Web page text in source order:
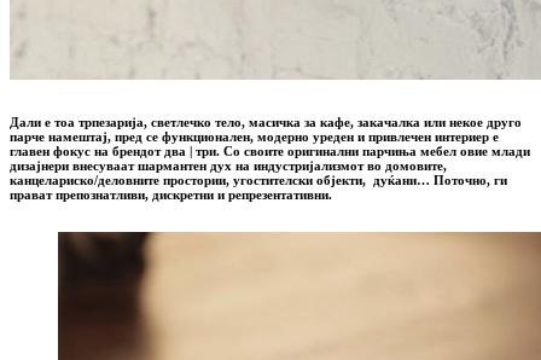
Дали е тоа трпезарија, светлечко тело, масичка за кафе, закачалка или некое друго
парче намештај, пред се функционален, модерно уреден и привлечен интериер е
главен фокус на брендот два | три. Со своите оригинални парчиња мебел овие млади
дизајнери внесуваат шармантен дух на индустријализмот во домовите,
канцелариско/деловните простории, угостителски објекти, дуќани… Поточно, ги
прават препознатливи, дискретни и репрезентативни.